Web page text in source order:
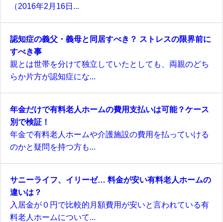
（2016年2月16日...
認知症の義父・義母と同居すべき？ ストレスの限界前に
すべき事
親とは世帯を分けて独立していたとしても、両親のどち
らか片方が認知症にな...
年金だけで有料老人ホームの費用支払いは可能？ケース
別で検証！
年金で有料老人ホームや介護施設の費用を払っていける
のかと疑問を持つ方も...
サニーライフ、イリーゼ… 料金が安い有料老人ホームの
違いは？
入居金が０円で比較的月額費用が安いと言われている有
料老人ホームについて...